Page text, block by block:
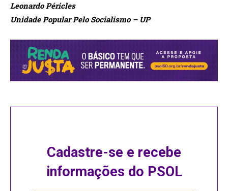
Leonardo Péricles
Unidade Popular Pelo Socialismo – UP
Cadastre-se e recebe
informações do PSOL